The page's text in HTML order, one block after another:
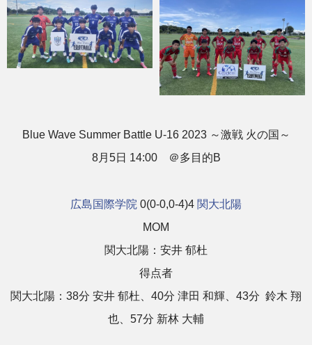
Blue Wave Summer Battle U-16 2023 ～激戦 火の国～
8月5日 14:00 ＠多目的B
広島国際学院 0(0-0,0-4)4 関大北陽
MOM
関大北陽：安井 郁杜
得点者
関大北陽：38分 安井 郁杜、40分 津田 和輝、43分 鈴木 翔
也、57分 新林 大輔